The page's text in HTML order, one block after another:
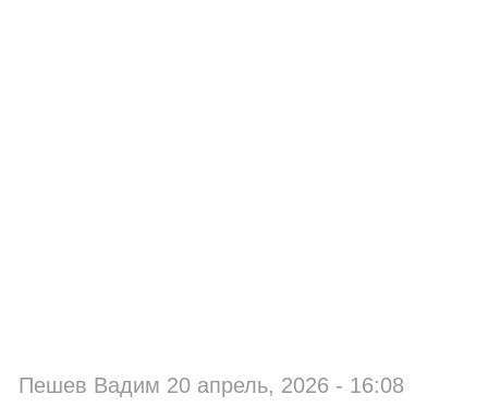
Пешев Вадим 20 апрель, 2026 - 16:08